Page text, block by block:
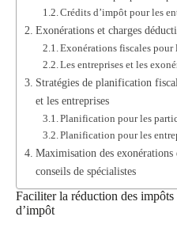
Crédits d’impôt pour les
Exonérations et charges
Exonérations fiscales pour
Les entreprises et les
Stratégies de planification
et les entreprises
Planification pour les
Planification pour les
Maximisation des exonérations
conseils de spécialistes
Faciliter la réduction des impôts
d’impôt